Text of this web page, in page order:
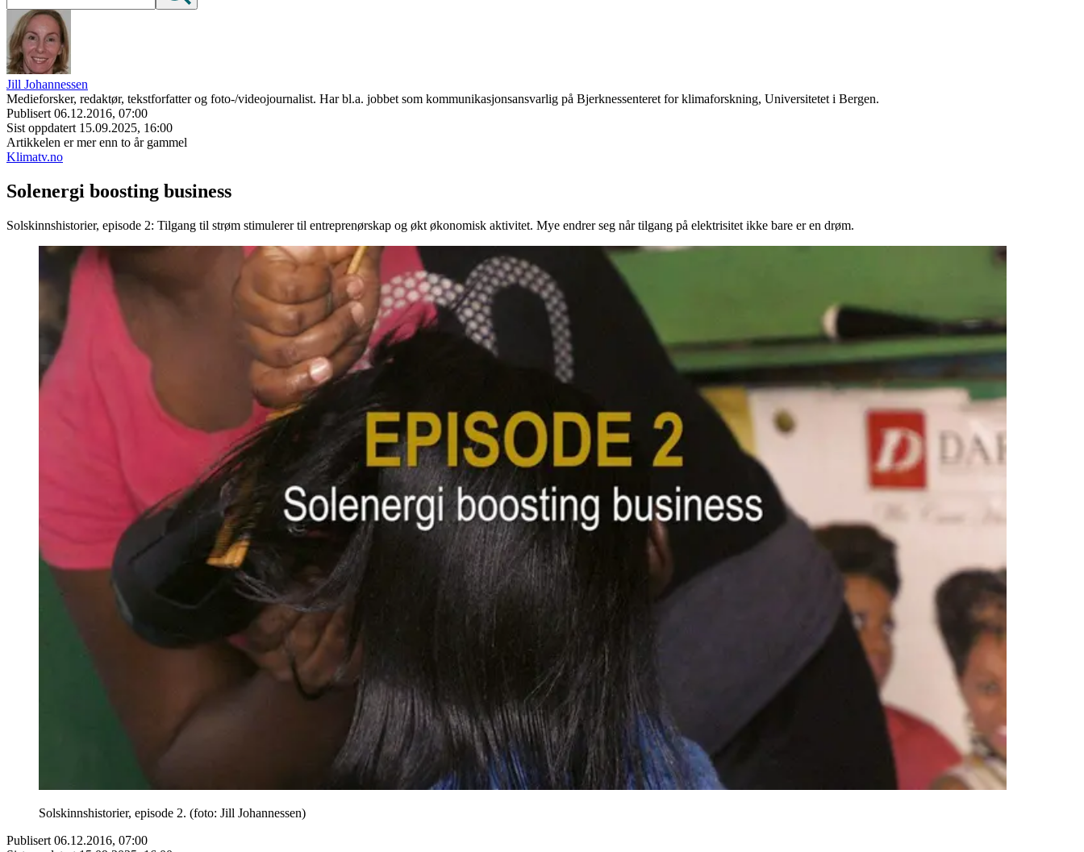
Jill Johannessen
Medieforsker, redaktør, tekstforfatter og foto-/videojournalist. Har bl.a. jobbet som kommunikasjonsansvarlig på Bjerknessenteret for klimaforskning, Universitetet i Bergen.
Publisert 06.12.2016, 07:00
Sist oppdatert 15.09.2025, 16:00
Artikkelen er mer enn to år gammel
Klimatv.no
Solenergi boosting business
Solskinnshistorier, episode 2: Tilgang til strøm stimulerer til entreprenørskap og økt økonomisk aktivitet. Mye endrer seg når tilgang på elektrisitet ikke bare er en drøm.
Solskinnshistorier, episode 2. (foto: Jill Johannessen)
Publisert 06.12.2016, 07:00